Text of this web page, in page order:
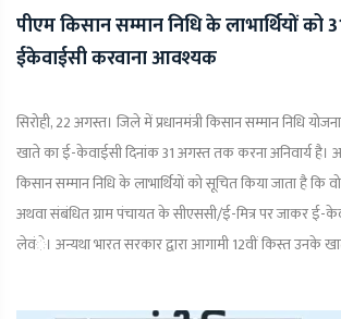
पीएम किसान सम्मान निधि के लाभार्थियों
ईकेवाईसी करवाना आवश्यक
सिरोही, 22 अगस्त। जिले में प्रधानमंत्री किसान सम्मान निधि
खाते का ई-केवाईसी दिनांक 31 अगस्त तक करना अनिवार्य है।
किसान सम्मान निधि के लाभार्थियों को सूचित किया जाता है कि
अथवा संबंधित ग्राम पंचायत के सीएससी/ई-मित्र पर जाकर ई-
लेवंे। अन्यथा भारत सरकार द्वारा आगामी 12वीं किस्त उनके